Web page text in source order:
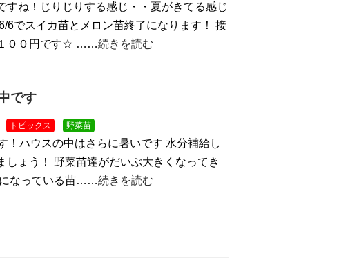
すね！じりじりする感じ・・夏がきてる感じ
6でスイカ苗とメロン苗終了になります！ 接
００円です☆ ……続きを読む
です
トピックス 野菜苗
！ハウスの中はさらに暑いです 水分補給し
しょう！ 野菜苗達がだいぶ大きくなってき
になっている苗……続きを読む